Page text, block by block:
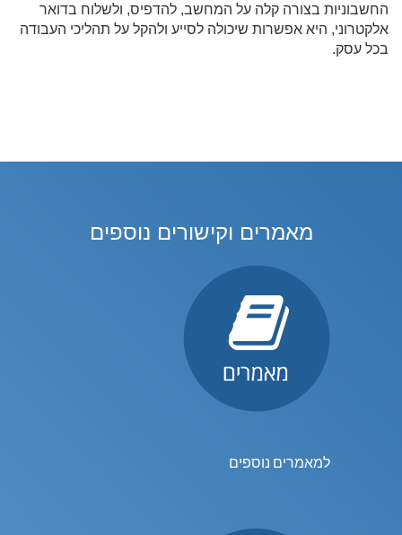
החשבוניות בצורה קלה על המחשב, להדפיס, ולשלוח בדואר
אלקטרוני, היא אפשרות שיכולה לסייע ולהקל על תהליכי העבודה
בכל עסק.
מאמרים וקישורים נוספים
למאמרים נוספים